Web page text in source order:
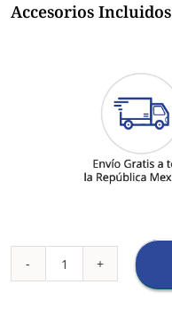
Accesorios Incluidos
Vaso